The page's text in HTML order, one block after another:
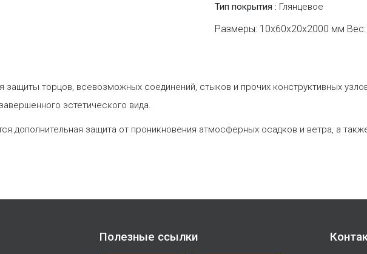
Тип покрытия : Глянцевое
Размеры: 10х60х20х2000 мм Вес:
защиты торцов, всевозможных соединений, стыков и прочих конструктивных
эстетического вида.
дополнительная защита от проникновения атмосферных осадков и ветра, а
Полезные ссылки